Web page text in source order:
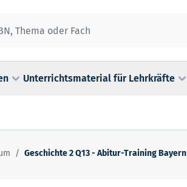
Unterrichtsmaterial für Lehrkräfte
/ Geschichte 2 Q13 - Abitur-Training Bayern